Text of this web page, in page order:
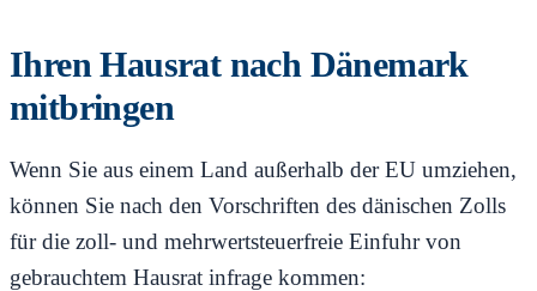
Ihren Hausrat nach Dänemark
mitbringen
Wenn Sie aus einem Land außerhalb der EU umziehen,
können Sie nach den Vorschriften des dänischen Zolls
für die zoll- und mehrwertsteuerfreie Einfuhr von
gebrauchtem Hausrat infrage kommen: